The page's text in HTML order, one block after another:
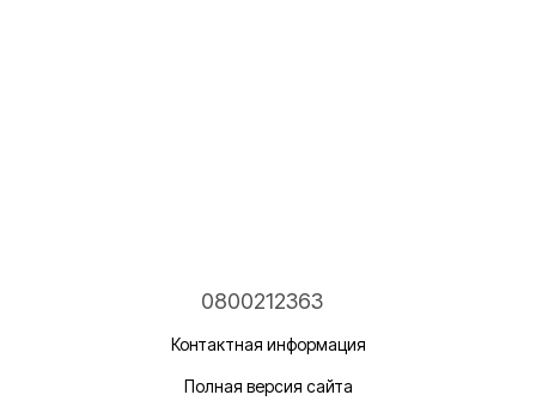
0800212363
Контактная информация
Полная версия сайта